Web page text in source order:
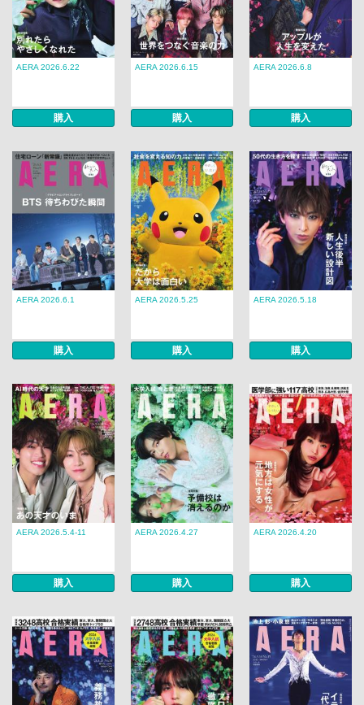
AERA 2026.6.22
購入
AERA 2026.6.15
購入
AERA 2026.6.8
購入
AERA 2026.6.1
購入
AERA 2026.5.25
購入
AERA 2026.5.18
購入
AERA 2026.5.4-11
購入
AERA 2026.4.27
購入
AERA 2026.4.20
購入